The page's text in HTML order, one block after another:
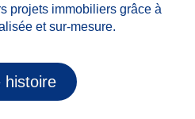
projets immobiliers grâce à
et sur-mesure.
histoire